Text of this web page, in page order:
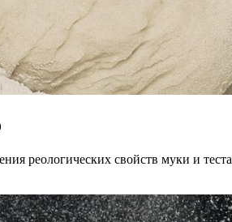
реологических свойств муки и теста